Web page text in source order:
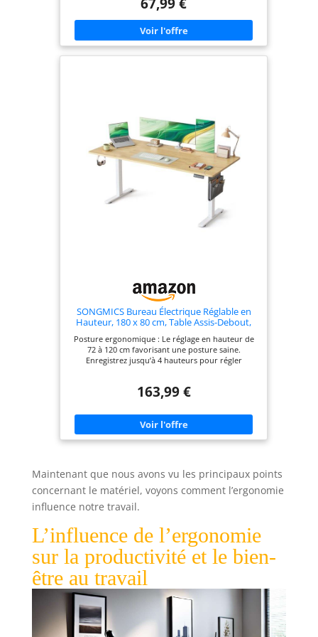
pieds renforcés et son cadre en acier robuste
assurent une excellente stabilité et une capacité de
charge de 70 kg. Le moteur, testé sur 20 000 cycles
de levage, assure une montée et une descente
fluides Organisation pratique, espace ordonné :
du plateau évitent de vous cogner. La fonction de
verrouillage empêche tout réglage involontaire de
la hauteur et protège ainsi toute la famille
Montage simple et rapide : Grâce aux pièces
numérotées et à une notice illustrée, même les
débutants peuvent assembler ce bureau
facilement, sans y passer trop de temps ni
dépenser trop d’énergie – vous profitez vite de
votre nouveau bureau assis-debout
SONGMICS Bureau Électrique Réglable en
Hauteur, 180 x 80 cm, Table Assis-Debout,
Fonction Mémoire 4 Hauteurs, pour Bureau,
Télétravail, Doré Chêne LSD138YA01
Posture ergonomique : Le réglage en hauteur de
72 à 120 cm favorisant une posture saine.
Enregistrez jusqu’à 4 hauteurs pour régler
acier de qualité et le moteur assurent un réglage
fonctionnement discret vous permet de rester
concentré Tout en ordre : 2 ouvertures passe-
câbles, une pochette en tissu pour ranger vos
petits objets et un grand crochet pour suspendre
USB-C avec une fonction de charge rapide 20W,
parfait pour recharger un smartphone ou une
tablette. Il s’éteint automatiquement après une
minute d’inactivité Assemblage facile :
détaillées et aux pièces numérotées, vous
permettant d'économiser du temps et de l'énergie
Remarque : Le plateau est composé de quatre
parties distinctes
163,99 €
Maintenant que nous avons vu les principaux points
concernant le matériel, voyons comment l’ergonomie
influence notre travail.
L’influence de l’ergonomie
sur la productivité et le bien-
être au travail